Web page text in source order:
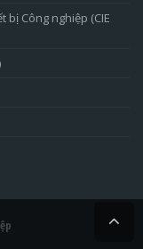
bị Công nghiệp (CIE